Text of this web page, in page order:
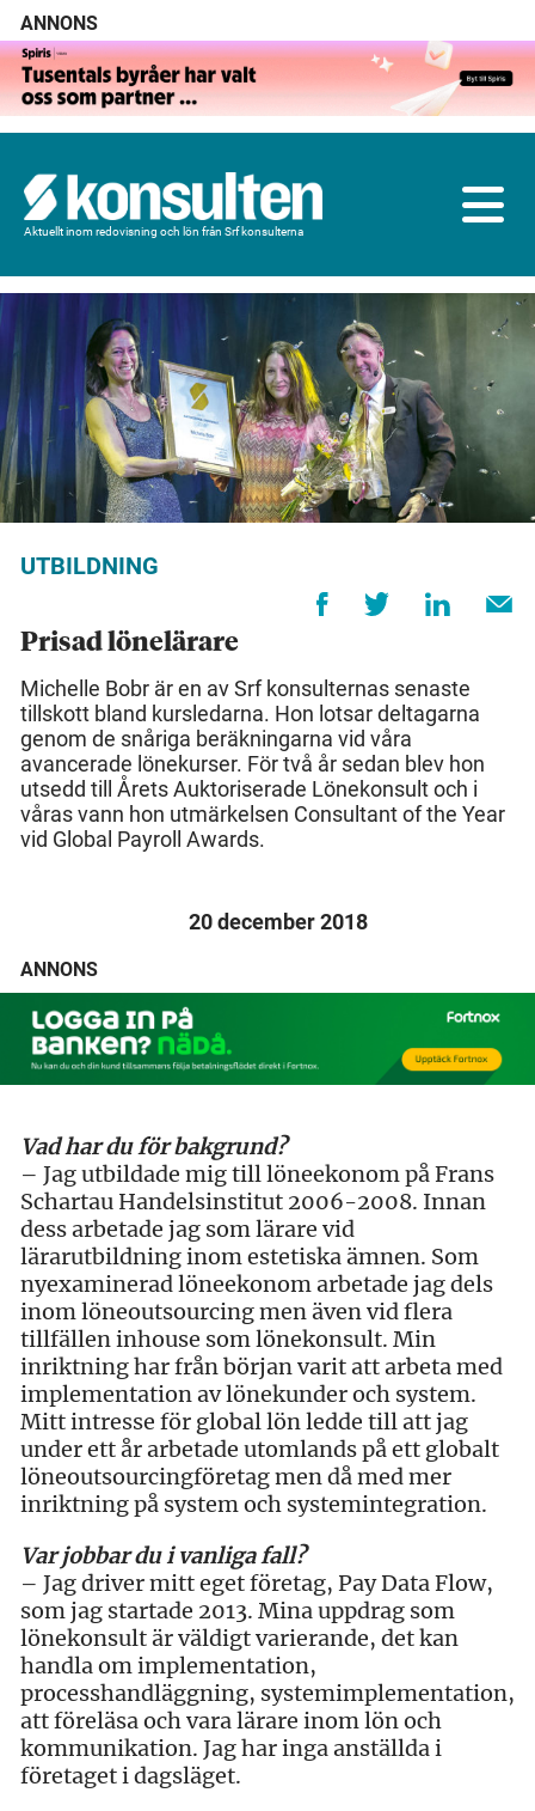
ANNONS
Aktuellt inom redovisning och lön från Srf konsulterna
UTBILDNING
Prisad lönelärare
Michelle Bobr är en av Srf konsulternas senaste
tillskott bland kursledarna. Hon lotsar deltagarna
genom de snåriga beräkningarna vid våra
avancerade lönekurser. För två år sedan blev hon
utsedd till Årets Auktoriserade Lönekonsult och i
våras vann hon utmärkelsen Consultant of the Year
vid Global Payroll Awards.
20 december 2018
ANNONS
Vad har du för bakgrund?
– Jag utbildade mig till löneekonom på Frans
Schartau Handelsinstitut 2006-2008. Innan
dess arbetade jag som lärare vid
lärarutbildning inom estetiska ämnen. Som
nyexaminerad löneekonom arbetade jag dels
inom löneoutsourcing men även vid flera
tillfällen inhouse som lönekonsult. Min
inriktning har från början varit att arbeta med
implementation av lönekunder och system.
Mitt intresse för global lön ledde till att jag
under ett år arbetade utomlands på ett globalt
löneoutsourcingföretag men då med mer
inriktning på system och systemintegration.
Var jobbar du i vanliga fall?
– Jag driver mitt eget företag, Pay Data Flow,
som jag startade 2013. Mina uppdrag som
lönekonsult är väldigt varierande, det kan
handla om implementation,
processhandläggning, systemimplementation,
att föreläsa och vara lärare inom lön och
kommunikation. Jag har inga anställda i
företaget i dagsläget.